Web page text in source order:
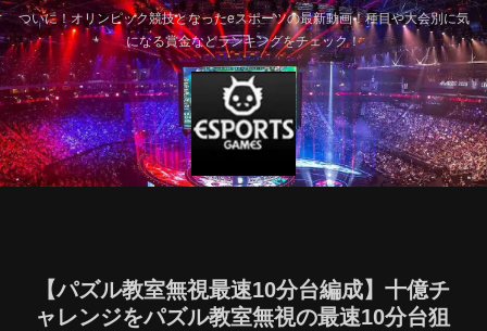
ついに！オリンピック競技となったeスポーツの最新動画！種目や大会別に気
になる賞金などランキングをチェック！
【パズル教室無視最速10分台編成】十億チ
ャレンジをパズル教室無視の最速10分台狙